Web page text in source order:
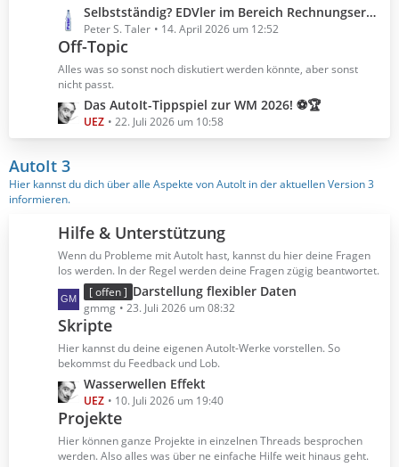
e
B
e
t
g
e
t
z
t
e
B
e
t
r
ä
g
e
Selbstständig? EDVler im Bereich Rechnungserstellung?
Peter S. Taler 14. April 2026 um 12:52
Off-Topic
Alles was so sonst noch diskutiert werden könnte, aber sonst
nicht passt.
L
e
t
z
t
e
e
i
t
ä
g
e
Das AutoIt-Tippspiel zur WM 2026! ⚽🏆
UEZ 22. Juli 2026 um 10:58
AutoIt 3
Hier kannst du dich über alle Aspekte von AutoIt in der aktuellen Version 3
informieren.
Hilfe & Unterstützung
Wenn du Probleme mit AutoIt hast, kannst du hier deine Fragen
los werden. In der Regel werden deine Fragen zügig beantwortet.
L
e
t
z
t
e
B
e
i
t
[ offen ] Darstellung flexibler Daten
gmmg 23. Juli 2026 um 08:32
Skripte
Hier kannst du deine eigenen AutoIt-Werke vorstellen. So
bekommst du Feedback und Lob.
L
e
t
z
t
Wasserwellen Effekt
UEZ 10. Juli 2026 um 19:40
Projekte
Hier können ganze Projekte in einzelnen Threads besprochen
werden. Also alles was über ne einfache Hilfe weit hinaus geht.